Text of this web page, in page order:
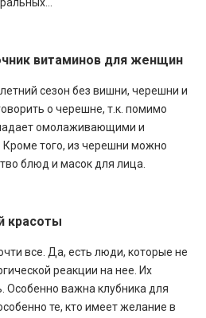
витаминов для женщин
сезон без вишни, черешни и
о черешне, т.к. помимо
омолаживающими и
того, из черешни можно
блюд и масок для лица.
красоты
все. Да, есть люди, которые не
реакции на нее. Их
Особенно важна клубника для
те, кто имеет желание в